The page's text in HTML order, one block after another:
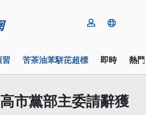
苦茶油苯駢芘超標 即時 熱
市黨部主委請辭獲